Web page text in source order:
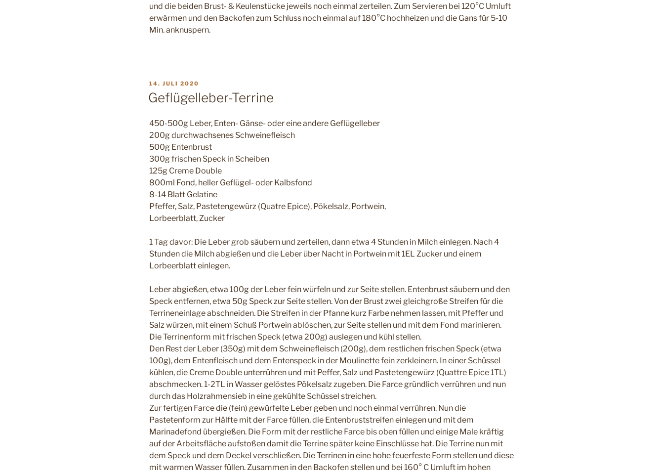
und die beiden Brust- & Keulenstücke jeweils noch einmal zerteilen. Zum Servieren bei 120°C Umluft
erwärmen und den Backofen zum Schluss noch einmal auf 180°C hochheizen und die Gans für 5-10
Min. anknuspern.
VERÖFFENTLICHT
AM
14. JULI 2020
Geflügelleber-Terrine
450-500g Leber, Enten- Gänse- oder eine andere Geflügelleber
200g durchwachsenes Schweinefleisch
500g Entenbrust
300g frischen Speck in Scheiben
125g Creme Double
800ml Fond, heller Geflügel- oder Kalbsfond
8-14 Blatt Gelatine
Pfeffer, Salz, Pastetengewürz (Quatre Epice), Pökelsalz, Portwein,
Lorbeerblatt, Zucker
1 Tag davor: Die Leber grob säubern und zerteilen, dann etwa 4 Stunden in Milch einlegen. Nach 4
Stunden die Milch abgießen und die Leber über Nacht in Portwein mit 1EL Zucker und einem
Lorbeerblatt einlegen.
Leber abgießen, etwa 100g der Leber fein würfeln und zur Seite stellen. Entenbrust säubern und den
Speck entfernen, etwa 50g Speck zur Seite stellen. Von der Brust zwei gleichgroße Streifen für die
Terrineneinlage abschneiden. Die Streifen in der Pfanne kurz Farbe nehmen lassen, mit Pfeffer und
Salz würzen, mit einem Schuß Portwein ablöschen, zur Seite stellen und mit dem Fond marinieren.
Die Terrinenform mit frischen Speck (etwa 200g) auslegen und kühl stellen.
Den Rest der Leber (350g) mit dem Schweinefleisch (200g), dem restlichen frischen Speck (etwa
100g), dem Entenfleisch und dem Entenspeck in der Moulinette fein zerkleinern. In einer Schüssel
kühlen, die Creme Double unterrühren und mit Peffer, Salz und Pastetengewürz (Quattre Epice 1TL)
abschmecken. 1-2TL in Wasser gelöstes Pökelsalz zugeben. Die Farce gründlich verrühren und nun
durch das Holzrahmensieb in eine gekühlte Schüssel streichen.
Zur fertigen Farce die (fein) gewürfelte Leber geben und noch einmal verrühren. Nun die
Pastetenform zur Hälfte mit der Farce füllen, die Entenbruststreifen einlegen und mit dem
Marinadefond übergießen. Die Form mit der restliche Farce bis oben füllen und einige Male kräftig
auf der Arbeitsfläche aufstoßen damit die Terrine später keine Einschlüsse hat. Die Terrine nun mit
dem Speck und dem Deckel verschließen. Die Terrinen in eine hohe feuerfeste Form stellen und diese
mit warmen Wasser füllen. Zusammen in den Backofen stellen und bei 160° C Umluft im hohen